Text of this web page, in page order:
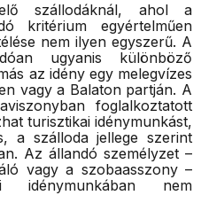
szállodáknál, ahol a
kritérium egyértelműen
nem ilyen egyszerű. A
ugyanis különböző
az idény egy melegvízes
vagy a Balaton partján. A
foglalkoztatott
turisztikai idénymunkást,
a szálloda jellege szerint
Az állandó személyzet –
vagy a szobaasszony –
idénymunkában nem